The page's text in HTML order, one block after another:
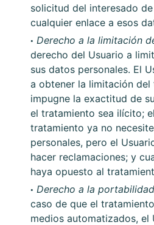
solicitud del interesado
cualquier enlace a esos
Derecho a la limitación
derecho del Usuario a
sus datos personales. El
a obtener la limitación
impugne la exactitud de
el tratamiento sea ilícito;
tratamiento ya no
personales, pero el
hacer reclamaciones; y
haya opuesto al
Derecho a la
caso de que el
medios automatizados, el